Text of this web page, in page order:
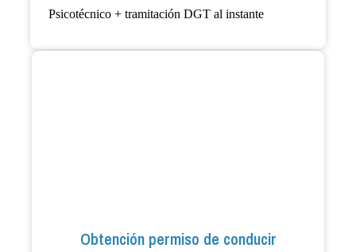
Psicotécnico + tramitación DGT al instante
Obtención permiso de conducir